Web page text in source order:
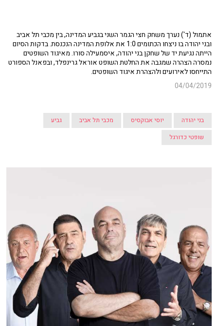
אתמול (ד') נערך משחק חצי הגמר השני בגביע המדינה, בין מכבי תל אביב
ובני יהודה בו ניצחו הכתומים 1:0 את אלופת המדינה הנכנסת. בדקות הסיום
הייתה נגיעת יד של שחקן בני יהודה, איסמעילה סורו. מאיגוד השופטים
נמסרה הצהרה שמגבה את החלטת השופט אוראל גרינפלד, ובפאנל הספורט
התייחסו לאירועים ולהצהרת איגוד השופטים.
04/04/2019
בני יהודה יוסי אבוקסיס מכבי תל אביב
גביע
שופטי כדורגל